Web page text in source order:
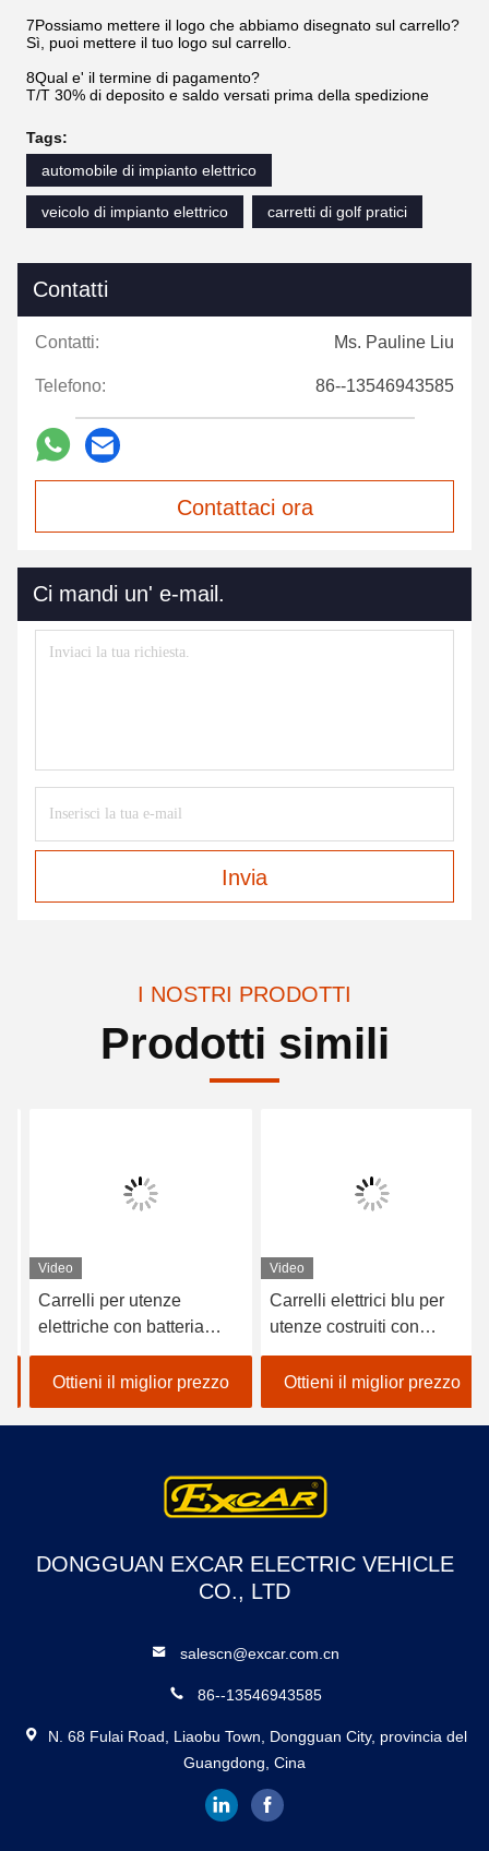
7Possiamo mettere il logo che abbiamo disegnato sul carrello?
Sì, puoi mettere il tuo logo sul carrello.
8Qual e' il termine di pagamento?
T/T 30% di deposito e saldo versati prima della spedizione
Tags:
automobile di impianto elettrico
veicolo di impianto elettrico carretti di golf pratici
Contatti
Contatti: Ms. Pauline Liu
Telefono: 86--13546943585
Contattaci ora
Ci mandi un' e-mail.
Invia
I NOSTRI PRODOTTI
Prodotti simili
Video
Carrelli per utenze
elettriche con batteria
Trojan da 48V e capacità
di carico di 600 kg adatti
per applicazioni in hotel e
golf club
Ottieni il miglior prezzo
Video
Carrelli elettrici blu per
utenze costruiti con
regolatori ad alta
frequenza da 48v 3,7kw e
controller Curtis per
un'esperienza di guida
Ottieni il miglior prezzo
DONGGUAN EXCAR ELECTRIC VEHICLE
CO., LTD
salescn@excar.com.cn
86--13546943585
N. 68 Fulai Road, Liaobu Town, Dongguan City, provincia del
Guangdong, Cina